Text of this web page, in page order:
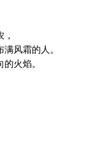
风霜的人。
火焰。